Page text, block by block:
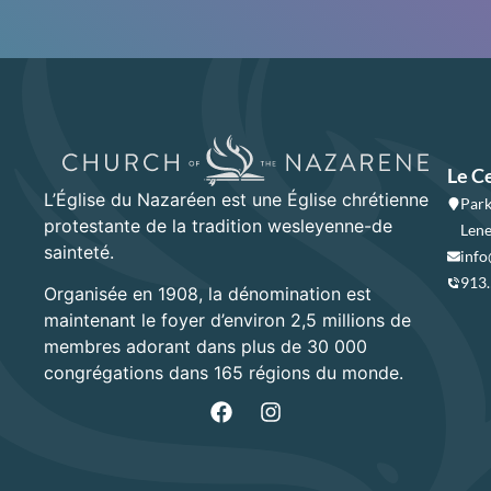
L’Église du Nazaréen est une Église chrétienne
protestante de la tradition wesleyenne-de
sainteté.
Organisée en 1908, la dénomination est
maintenant le foyer d’environ 2,5 millions de
membres adorant dans plus de 30 000
congrégations dans 165 régions du monde.
Le